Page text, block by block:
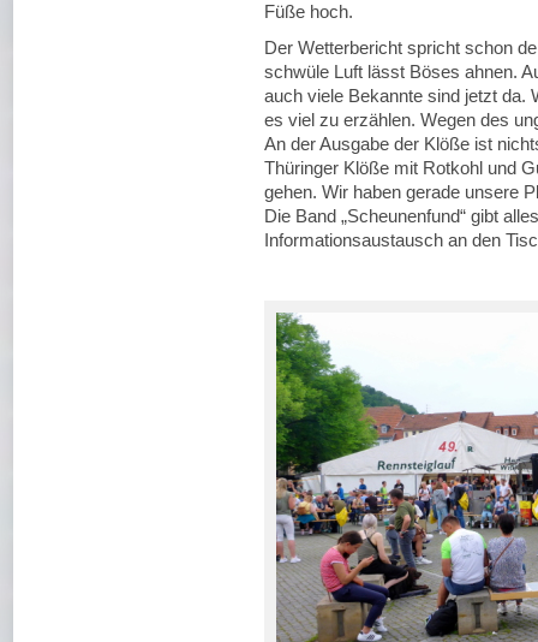
Füße hoch.
Der Wetterbericht spricht schon
schwüle Luft lässt Böses ahnen.
auch viele Bekannte sind jetzt da.
es viel zu erzählen. Wegen des
An der Ausgabe der Klöße ist
Thüringer Klöße mit Rotkohl und
gehen. Wir haben gerade unsere
Die Band „Scheunenfund“ gibt
Informationsaustausch an den